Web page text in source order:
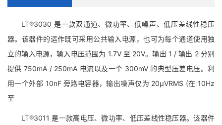
LT®3030 是一款双通道、微功率、低噪声、低压差线性稳压
器。该器件的运作既可采用公共输入电源，也可为每个通道使用独
立的输入电源，输入电压范围为 1.7V 至 20V。输出 1 / 输出 2 分别
提供 750mA / 250mA 电流以及一个 300mV 的典型压差电压。利
用一个外部 10nF 旁路电容器，输出噪声仅为 20μVRMS (在 10Hz
至
LT®3011 是一款高电压、微功率、低压差线性稳压器。该器件